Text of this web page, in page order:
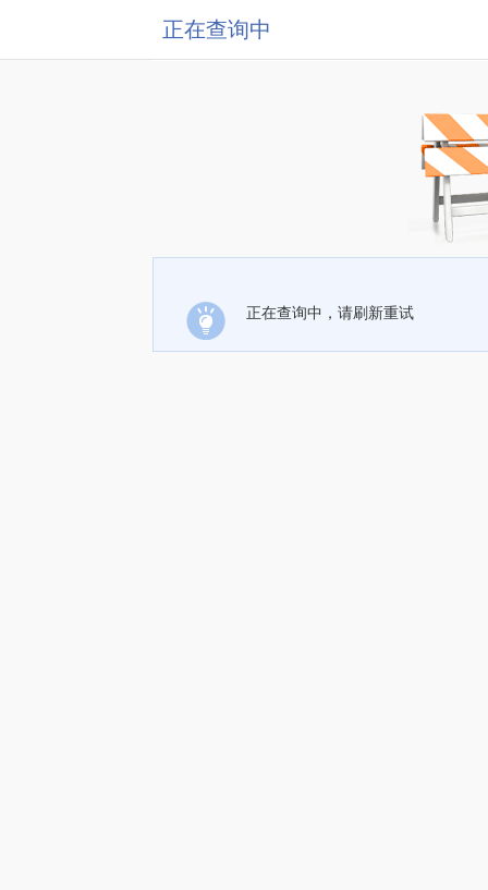
正在查询中
正在查询中，请刷新重试